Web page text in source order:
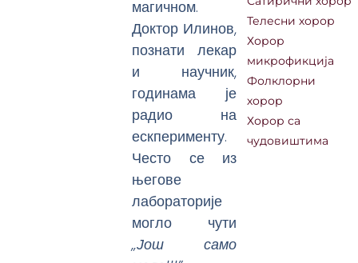
магичном.
Доктор Илинов,
познати лекар
и научник,
годинама је
радио на
ескперименту.
Често се из
његове
лабораторије
могло чути
„Још само
Телесни хорор
Хорор
микрофикција
Фолклорни
хорор
Хорор са
чудовиштима